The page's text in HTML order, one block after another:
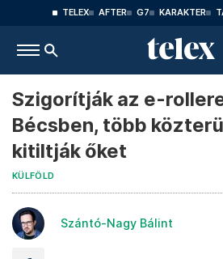
TELEX AFTER G7 KARAKTER
Szigorítják az e-
Bécsben, több
kitiltják őket
KÜLFÖLD
Szántó-Nagy Bálint